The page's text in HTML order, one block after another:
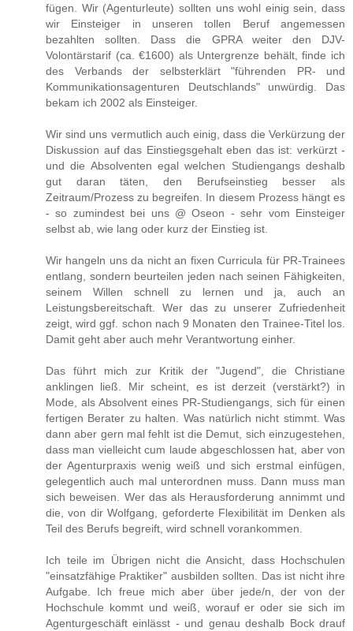
fügen. Wir (Agenturleute) sollten uns wohl einig sein, dass
wir Einsteiger in unseren tollen Beruf angemessen
bezahlten sollten. Dass die GPRA weiter den DJV-
Volontärstarif (ca. €1600) als Untergrenze behält, finde ich
des Verbands der selbsterklärt "führenden PR- und
Kommunikationsagenturen Deutschlands" unwürdig. Das
bekam ich 2002 als Einsteiger.
Wir sind uns vermutlich auch einig, dass die Verkürzung der
Diskussion auf das Einstiegsgehalt eben das ist: verkürzt -
und die Absolventen egal welchen Studiengangs deshalb
gut daran täten, den Berufseinstieg besser als
Zeitraum/Prozess zu begreifen. In diesem Prozess hängt es
- so zumindest bei uns @ Oseon - sehr vom Einsteiger
selbst ab, wie lang oder kurz der Einstieg ist.
Wir hangeln uns da nicht an fixen Curricula für PR-Trainees
entlang, sondern beurteilen jeden nach seinen Fähigkeiten,
seinem Willen schnell zu lernen und ja, auch an
Leistungsbereitschaft. Wer das zu unserer Zufriedenheit
zeigt, wird ggf. schon nach 9 Monaten den Trainee-Titel los.
Damit geht aber auch mehr Verantwortung einher.
Das führt mich zur Kritik der "Jugend", die Christiane
anklingen ließ. Mir scheint, es ist derzeit (verstärkt?) in
Mode, als Absolvent eines PR-Studiengangs, sich für einen
fertigen Berater zu halten. Was natürlich nicht stimmt. Was
dann aber gern mal fehlt ist die Demut, sich einzugestehen,
dass man vielleicht cum laude abgeschlossen hat, aber von
der Agenturpraxis wenig weiß und sich erstmal einfügen,
gelegentlich auch mal unterordnen muss. Dann muss man
sich beweisen. Wer das als Herausforderung annimmt und
die, von dir Wolfgang, geforderte Flexibilität im Denken als
Teil des Berufs begreift, wird schnell vorankommen.
Ich teile im Übrigen nicht die Ansicht, dass Hochschulen
"einsatzfähige Praktiker" ausbilden sollten. Das ist nicht ihre
Aufgabe. Ich freue mich aber über jede/n, der von der
Hochschule kommt und weiß, worauf er oder sie sich im
Agenturgeschäft einlässt - und genau deshalb Bock drauf